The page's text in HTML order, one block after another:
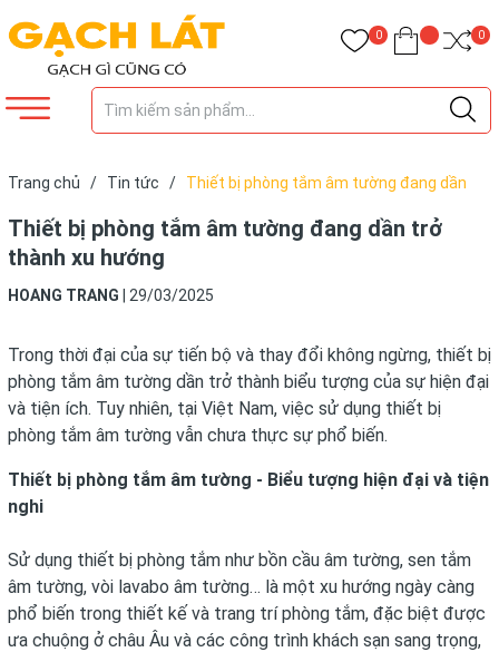
0 0
Trang chủ / Tin tức /
Thiết bị phòng tắm âm tường đang dần
Thiết bị phòng tắm âm tường đang dần trở
thành xu hướng
HOANG TRANG 29/03/2025
Trong thời đại của sự tiến bộ và thay đổi không ngừng, thiết bị
phòng tắm âm tường dần trở thành biểu tượng của sự hiện đại
và tiện ích. Tuy nhiên, tại Việt Nam, việc sử dụng thiết bị
phòng tắm âm tường vẫn chưa thực sự phổ biến.
Thiết bị phòng tắm âm tường - Biểu tượng hiện đại và tiện
nghi
Sử dụng thiết bị phòng tắm như bồn cầu âm tường, sen tắm
âm tường, vòi lavabo âm tường… là một xu hướng ngày càng
phổ biến trong thiết kế và trang trí phòng tắm, đặc biệt được
ưa chuộng ở châu Âu và các công trình khách sạn sang trọng,